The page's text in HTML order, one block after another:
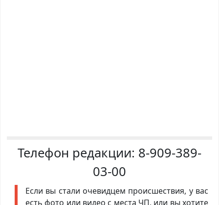
Телефон редакции: 8-909-389-
03-00
Если вы стали очевидцем происшествия, у вас
есть фото или видео с места ЧП, или вы хотите